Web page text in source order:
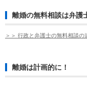
離婚の無料相談は弁護
＞＞ 行政と弁護士の無料相談の
離婚は計画的に！